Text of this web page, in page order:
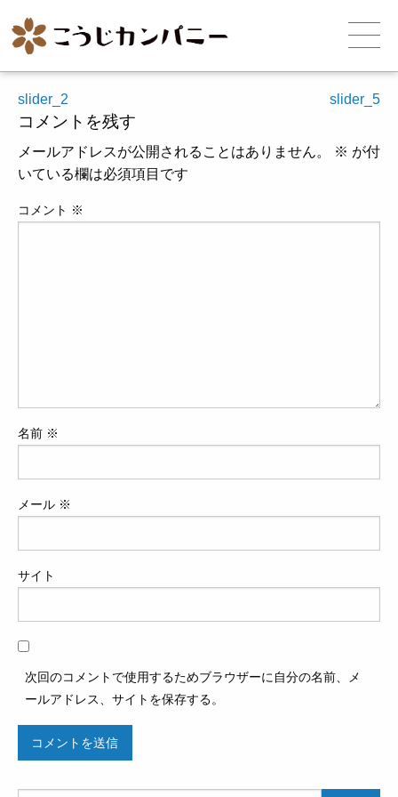
投
稿
ナ
ビ
ー
slider_2 slider_5
コメントを残す
メールアドレスが公開されることはありません。 ※ が付
いている欄は必須項目です
コメント ※
名前 ※
メール ※
サイト
次回のコメントで使用するためブラウザーに自分の名前、メ
ールアドレス、サイトを保存する。